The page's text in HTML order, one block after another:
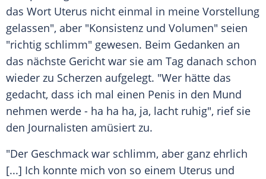
das Wort Uterus nicht einmal in meine Vorstellung
gelassen", aber "Konsistenz und Volumen" seien
"richtig schlimm" gewesen. Beim Gedanken an
das nächste Gericht war sie am Tag danach schon
wieder zu Scherzen aufgelegt. "Wer hätte das
gedacht, dass ich mal einen Penis in den Mund
nehmen werde - ha ha ha, ja, lacht ruhig", rief sie
den Journalisten amüsiert zu.
"Der Geschmack war schlimm, aber ganz ehrlich
[...] Ich konnte mich von so einem Uterus und